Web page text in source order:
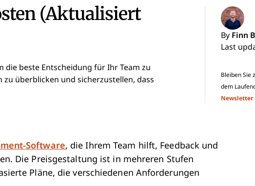
(Aktualisiert
By Finn
Last
Bleiben Sie
dem
Newsletter
die beste Entscheidung für Ihr Team zu
überblicken und sicherzustellen, dass
Software, die Ihrem Team hilft, Feedback und
Die Preisgestaltung ist in mehreren Stufen
Pläne, die verschiedenen Anforderungen